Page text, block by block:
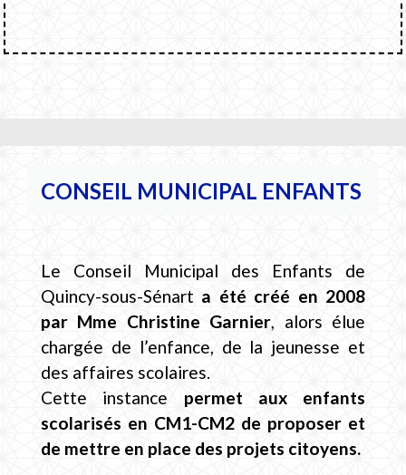
CONSEIL MUNICIPAL ENFANTS
Le Conseil Municipal des Enfants de
Quincy-sous-Sénart a été créé en 2008
par Mme Christine Garnier, alors élue
chargée de l’enfance, de la jeunesse et
des affaires scolaires.
Cette instance permet aux enfants
scolarisés en CM1-CM2 de proposer et
de mettre en place des projets citoyens.